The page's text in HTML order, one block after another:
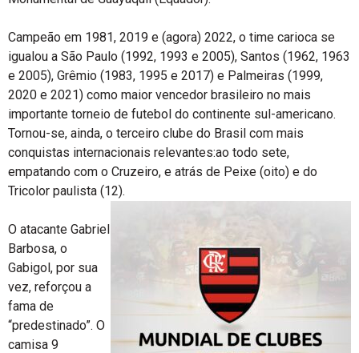
Campeão em 1981, 2019 e (agora) 2022, o time carioca se
igualou a São Paulo (1992, 1993 e 2005), Santos (1962, 1963
e 2005), Grêmio (1983, 1995 e 2017) e Palmeiras (1999,
2020 e 2021) como maior vencedor brasileiro no mais
importante torneio de futebol do continente sul-americano.
Tornou-se, ainda, o terceiro clube do Brasil com mais
conquistas internacionais relevantes:ao todo sete,
empatando com o Cruzeiro, e atrás de Peixe (oito) e do
Tricolor paulista (12).
O atacante Gabriel
Barbosa, o
Gabigol, por sua
vez, reforçou a
fama de
“predestinado”. O
camisa 9